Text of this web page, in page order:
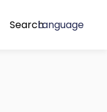
SearchLanguage